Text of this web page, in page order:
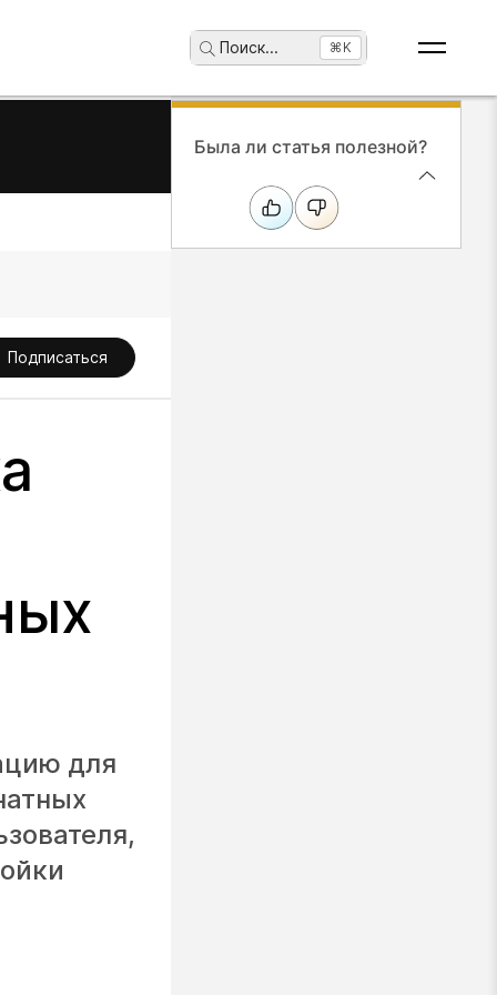
Поиск... ⌘K
Подписаться
для
Была ли статья полезной?